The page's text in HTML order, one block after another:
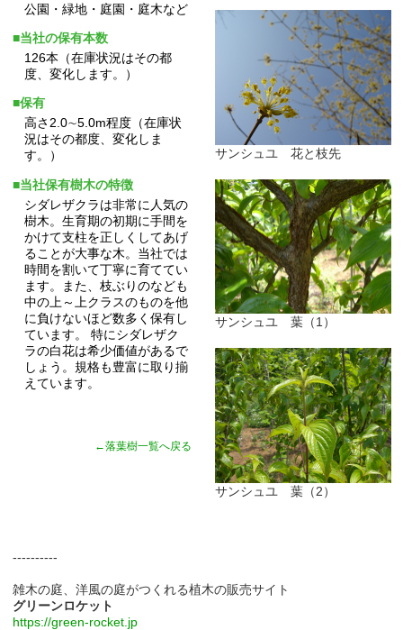
公園・緑地・庭園・庭木など
■当社の保有本数
126本（在庫状況はその都
度、変化します。）
■保有
高さ2.0∼5.0m程度（在庫状
況はその都度、変化しま
す。）
■当社保有樹木の特徴
シダレザクラは非常に人気の
樹木。生育期の初期に手間を
かけて支柱を正しくしてあげ
ることが大事な木。当社では
時間を割いて丁寧に育ててい
ます。また、枝ぶりのなども
中の上～上クラスのものを他
に負けないほど数多く保有し
ています。 特にシダレザク
ラの白花は希少価値があるで
しょう。規格も豊富に取り揃
えています。
←落葉樹一覧へ戻る
サンシュユ 花と枝先
サンシュユ 葉（1）
サンシュユ 葉（2）
----------
雑木の庭、洋風の庭がつくれる植木の販売サイト
グリーンロケット
https://green-rocket.jp